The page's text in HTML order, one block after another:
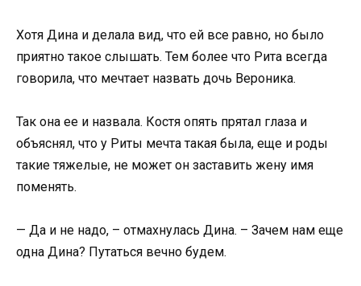
Хотя Дина и делала вид, что ей все равно, но было
приятно такое слышать. Тем более что Рита всегда
говорила, что мечтает назвать дочь Вероника.
Так она ее и назвала. Костя опять прятал глаза и
объяснял, что у Риты мечта такая была, еще и роды
такие тяжелые, не может он заставить жену имя
поменять.
— Да и не надо, – отмахнулась Дина. – Зачем нам еще
одна Дина? Путаться вечно будем.